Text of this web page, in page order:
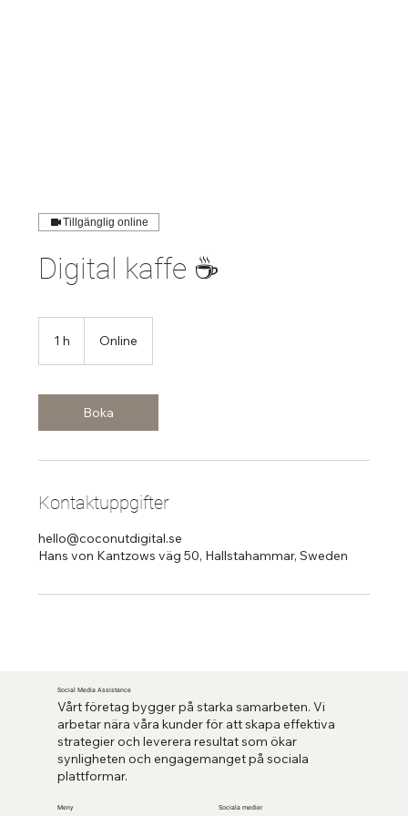
Tillgänglig online
Digital kaffe ☕️
1 h Online
Boka
Kontaktuppgifter
hello@coconutdigital.se
Hans von Kantzows väg 50, Hallstahammar, Sweden
Social Media Assistance
Vårt företag bygger på starka samarbeten. Vi
arbetar nära våra kunder för att skapa effektiva
strategier och leverera resultat som ökar
synligheten och engagemanget på sociala
plattformar.
Meny Sociala medier